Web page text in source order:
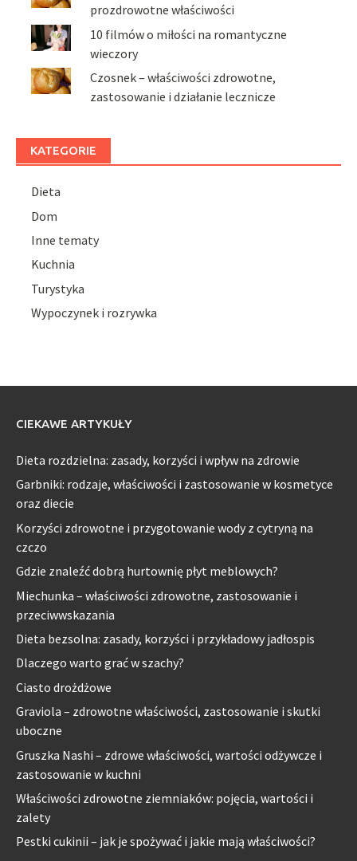
prozdrowotne właściwości
10 filmów o miłości na romantyczne
wieczory
Czosnek – właściwości zdrowotne,
zastosowanie i działanie lecznicze
KATEGORIE
Dieta
Dom
Inne tematy
Kuchnia
Turystyka
Wypoczynek i rozrywka
CIEKAWE ARTYKUŁY
Dieta rozdzielna: zasady, korzyści i wpływ na zdrowie
Garbniki: rodzaje, właściwości i zastosowanie w kosmetyce
oraz diecie
Korzyści zdrowotne i przygotowanie wody z cytryną na
czczo
Gdzie znaleźć dobrą hurtownię płyt meblowych?
Miechunka – właściwości zdrowotne, zastosowanie i
przeciwwskazania
Dieta bezsolna: zasady, korzyści i przykładowy jadłospis
Dlaczego warto grać w szachy?
Ciasto drożdżowe
Graviola – zdrowotne właściwości, zastosowanie i skutki
uboczne
Gruszka Nashi – zdrowe właściwości, wartości odżywcze i
zastosowanie w kuchni
Właściwości zdrowotne ziemniaków: pojęcia, wartości i
zalety
Pestki cukinii – jak je spożywać i jakie mają właściwości?